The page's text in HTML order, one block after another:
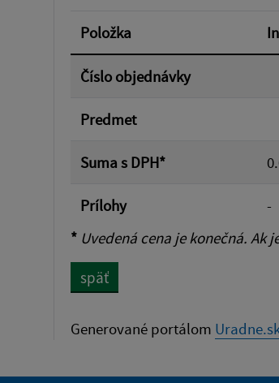
Suma od:
Filtrovať
Položka
Číslo objednávky
Predmet
Suma s DPH*
Prílohy
-
* Uvedená cena je konečná. Ak
späť
Generované portálom